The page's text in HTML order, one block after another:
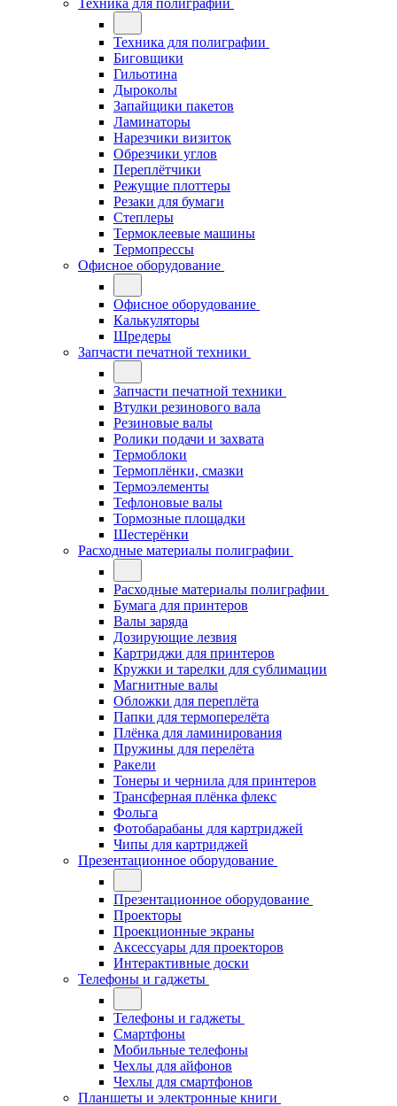
Техника для полиграфии
Техника для полиграфии
Биговщики
Гильотина
Дыроколы
Запайщики пакетов
Ламинаторы
Нарезчики визиток
Обрезчики углов
Переплётчики
Режущие плоттеры
Резаки для бумаги
Степлеры
Термоклеевые машины
Термопрессы
Офисное оборудование
Офисное оборудование
Калькуляторы
Шредеры
Запчасти печатной техники
Запчасти печатной техники
Втулки резинового вала
Резиновые валы
Ролики подачи и захвата
Термоблоки
Термоплёнки, смазки
Термоэлементы
Тефлоновые валы
Тормозные площадки
Шестерёнки
Расходные материалы полиграфии
Расходные материалы полиграфии
Бумага для принтеров
Валы заряда
Дозирующие лезвия
Картриджи для принтеров
Кружки и тарелки для сублимации
Магнитные валы
Обложки для переплёта
Папки для термоперелёта
Плёнка для ламинирования
Пружины для перелёта
Ракели
Тонеры и чернила для принтеров
Трансферная плёнка флекс
Фольга
Фотобарабаны для картриджей
Чипы для картриджей
Презентационное оборудование
Презентационное оборудование
Проекторы
Проекционные экраны
Аксессуары для проекторов
Интерактивные доски
Телефоны и гаджеты
Телефоны и гаджеты
Смартфоны
Мобильные телефоны
Чехлы для айфонов
Чехлы для смартфонов
Планшеты и электронные книги